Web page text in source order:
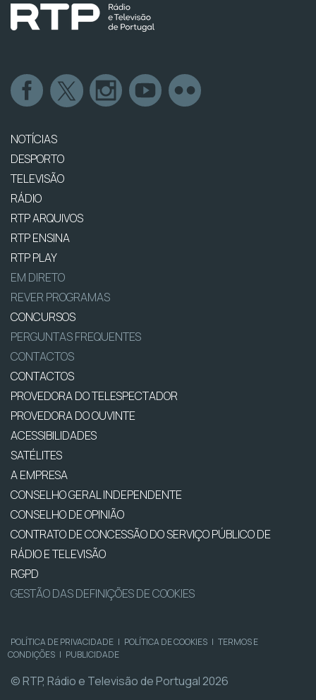
NOTÍCIAS
DESPORTO
TELEVISÃO
RÁDIO
RTP ARQUIVOS
RTP ENSINA
RTP PLAY
EM DIRETO
REVER PROGRAMAS
CONCURSOS
PERGUNTAS FREQUENTES
CONTACTOS
CONTACTOS
PROVEDORA DO TELESPECTADOR
PROVEDORA DO OUVINTE
ACESSIBILIDADES
SATÉLITES
A EMPRESA
CONSELHO GERAL INDEPENDENTE
CONSELHO DE OPINIÃO
CONTRATO DE CONCESSÃO DO SERVIÇO PÚBLICO DE
RÁDIO E TELEVISÃO
RGPD
GESTÃO DAS DEFINIÇÕES DE COOKIES
POLÍTICA DE PRIVACIDADE | POLÍTICA DE COOKIES | TERMOS E
CONDIÇÕES | PUBLICIDADE
© RTP, Rádio e Televisão de Portugal 2026